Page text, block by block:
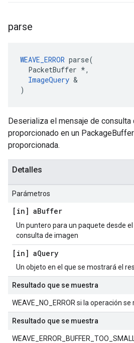
parse
WEAVE_ERROR parse(
  PacketBuffer *,
ImageQuery &
)
Deserializa el mensaje de consulta
proporcionado en un
proporcionada.
Detalles
Parámetros
[in] aBuffer
Un puntero para un paquete desde
consulta de imagen
[in] aQuery
Un objeto en el que se mostrará el
Resultado que se muestra
WEAVE_NO_ERROR si la operación
Resultado que se muestra